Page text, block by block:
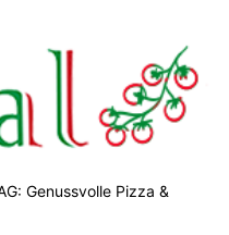
Genussvolle Pizza &